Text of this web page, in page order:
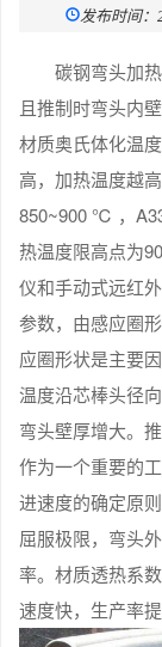
发布时间
碳钢弯头加
且推制时弯头内
材质奥氏体化温
高，加热温度越
850~900 ℃ ，
热温度限高点为
仪和手动式远红
参数，由感应圈
应圈形状是主要
温度沿芯棒头径
弯头壁厚增大。
作为一个重要的
进速度的确定原
屈服极限，弯头
率。材质透热系
速度快，生产率